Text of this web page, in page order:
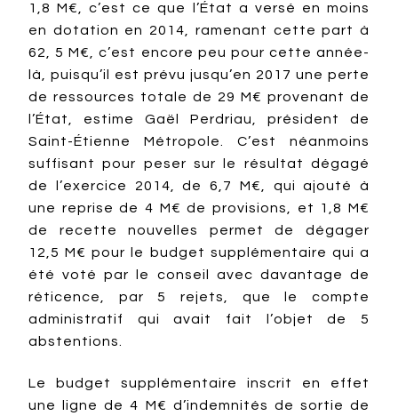
1,8 M€, c’est ce que l’État a versé en moins
en dotation en 2014, ramenant cette part à
62, 5 M€, c’est encore peu pour cette année-
là, puisqu’il est prévu jusqu’en 2017 une perte
de ressources totale de 29 M€ provenant de
l’État, estime Gaël Perdriau, président de
Saint-Étienne Métropole. C’est néanmoins
suffisant pour peser sur le résultat dégagé
de l’exercice 2014, de 6,7 M€, qui ajouté à
une reprise de 4 M€ de provisions, et 1,8 M€
de recette nouvelles permet de dégager
12,5 M€ pour le budget supplémentaire qui a
été voté par le conseil avec davantage de
réticence, par 5 rejets, que le compte
administratif qui avait fait l’objet de 5
abstentions.
Le budget supplémentaire inscrit en effet
une ligne de 4 M€ d’indemnités de sortie de